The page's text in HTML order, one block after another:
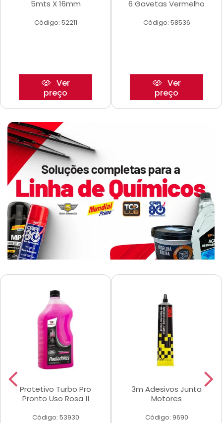
5mts X 16mm
Código: 52211
Ver
preço
6 Gavetas Vermelho
Código: 58536
Ver
preço
Protetivo Turbo Pro
Pronto Uso Rosa 1l
Código: 53930
3m Adesivos Junta
Motores
Código: 9690